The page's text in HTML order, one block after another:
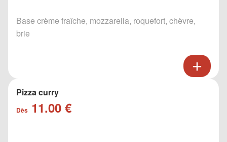
Base crème fraîche, mozzarella, roquefort, chèvre,
brie
Pizza curry
Dès 11.00 €